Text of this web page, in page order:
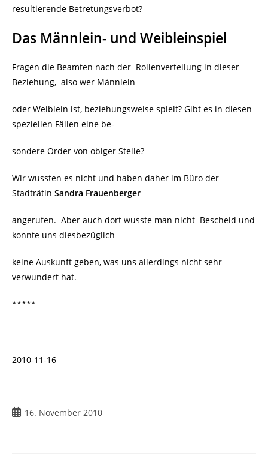
resultierende Betretungsverbot?
Das Männlein- und Weibleinspiel
Fragen die Beamten nach der Rollenverteilung in dieser
Beziehung, also wer Männlein
oder Weiblein ist, beziehungsweise spielt? Gibt es in diesen
speziellen Fällen eine be-
sondere Order von obiger Stelle?
Wir wussten es nicht und haben daher im Büro der
Stadträtin Sandra Frauenberger
angerufen. Aber auch dort wusste man nicht Bescheid und
konnte uns diesbezüglich
keine Auskunft geben, was uns allerdings nicht sehr
verwundert hat.
*****
2010-11-16
Beitrag16. November 2010